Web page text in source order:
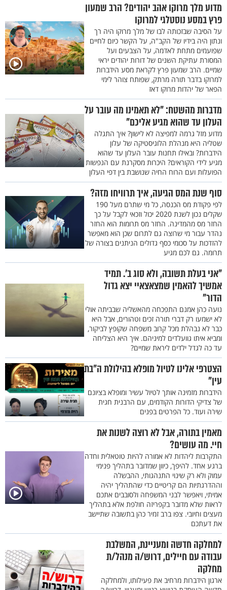
מדוע מלך מרוקו אהב יהודים? הרב שמעון
פרץ במסע נוסטלגי למרוקו
על הסיבה שבזכותה לבו של מלך מרוקו היה רך
ונתון היה בידיו של הקב"ה, על הקשר כיום לחיים
שפועמים מתחת לאדמה, על הצבעים ועל
המסורת עתיקת השנים של דורות יהודים יראי
שמיים. הרב שמעון פרץ לקראת מסע הידברות
למרוקו בדבר תורה מרתק, שפותח צוהר לימי
הפאר של יהדות מרוקו דאז
מדברות מהשטח: "לא תאמינו מה עובר על
העלון עד שהוא מגיע אליכם"
מדוע מזל גרמה למפיצה לא לישון? איך התגלה
שטליה היא מנהלת הלוגיסטיקה של עלון
הידברות? ובאילו תחנות עובר העלון עד שהוא
מגיע לידי הקוראים? היכרות מסקרנת עם הנפשות
הפועלות ועם הרוח החיה שנושבת בין דפי העלון
סוף שנת המס הגיעה, איך תרוויחו מזה?
לפי פקודת מס הכנסה, כל מי שתרם מעל 190
שקלים נכון לשנת 2020 יכול וזכאי לקבל על כך
החזר מס מהמדינה. החזר מס תרומות הוא החזר
נהדר עבור מי שרוצה גם לתרום שכן הוא מאפשר
להזדכות על סכומי כסף גדולים הניתנים בצורה של
תרומה. גם לכם מגיע
"אני בעלת תשובה, ולא סוג ב’. תמיד
אמשיך להאמין שמצאצאיי יצא גדול
הדור"
נועה כהן אמנם התפכחה מהאשליה שבביתה אולי
לא ישמעו רק דברי תורה זכים וטהורים, אבל היא
כבר לא נבהלת מכל קרוב משפחה שקופץ לביקור,
ומביא איתו גוועלדים למיניהם. איך היא הצליחה
עד כה לגדל ילדים ליראת שמיים?
הצטרפי אלינו לטיול מופלא בהילולת ה"בת
עין"
הידברות מזמינה אותך לטיול עשיר ומופלא בציונם
של צדיקי הדורות הקודמים, עם הרבנית חגית
שירה ועוד. כל הפרטים בפנים
מאמין בתורה, אבל לא רוצה לשנות את
חיי. מה עושים?
התקרבות ליהדות לא אמורה להיות טוטאלית וחדה
ברגע אחד. להיפך, כיוון שמדובר בתהליך פנימי
עמוק ולא רק שינוי התנהגותי, ההבשלה
וההדרגתיות הם קריטיים כדי שהתהליך יהיה
אמיתי, ויאפשר לבני המשפחה ולסובבים אתכם
לראות שלא מדובר בקפריזה חולפת אלא בתהליך
מעצים וחיובי. צפו ברב זמיר כהן בתשובה שתיישב
את דעתכם
למחלקה חדשה ומעניינת, המשלבת
עבודה עם חיילים, דרוש/ה מנהל/ת
מחלקה
ארגון הידברות מרחיב את פעילותו, ולמחלקה